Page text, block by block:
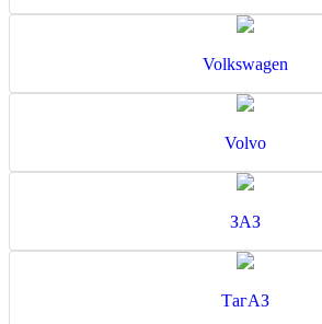
Volkswagen
Volvo
ЗАЗ
ТагАЗ